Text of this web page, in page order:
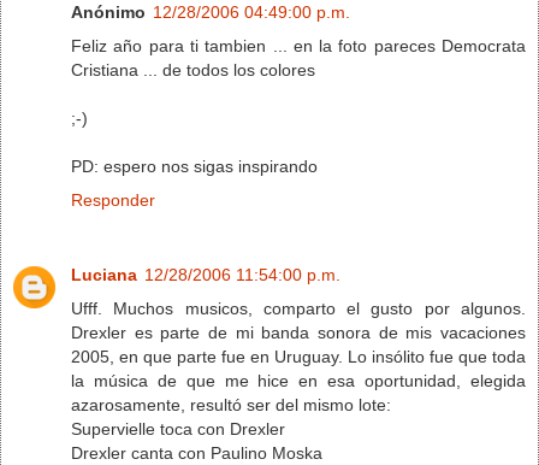
Anónimo 12/28/2006 04:49:00 p.m.
Feliz año para ti tambien ... en la foto pareces Democrata
Cristiana ... de todos los colores
;-)
PD: espero nos sigas inspirando
Responder
Luciana 12/28/2006 11:54:00 p.m.
Ufff. Muchos musicos, comparto el gusto por algunos.
Drexler es parte de mi banda sonora de mis vacaciones
2005, en que parte fue en Uruguay. Lo insólito fue que toda
la música de que me hice en esa oportunidad, elegida
azarosamente, resultó ser del mismo lote:
Supervielle toca con Drexler
Drexler canta con Paulino Moska